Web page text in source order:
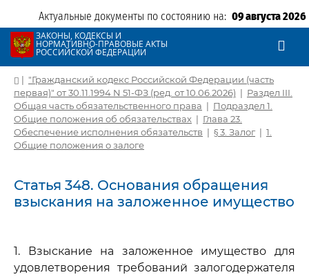
Актуальные документы по состоянию на: 09 августа 2026
ЗАКОНЫ, КОДЕКСЫ И
НОРМАТИВНО-ПРАВОВЫЕ АКТЫ
РОССИЙСКОЙ ФЕДЕРАЦИИ
| "Гражданский кодекс Российской Федерации (часть
первая)" от 30.11.1994 N 51-ФЗ (ред. от 10.06.2026) | Раздел III.
Общая часть обязательственного права | Подраздел 1.
Общие положения об обязательствах | Глава 23.
Обеспечение исполнения обязательств | § 3. Залог | 1.
Общие положения о залоге
Статья 348. Основания обращения
взыскания на заложенное имущество
1. Взыскание на заложенное имущество для
удовлетворения требований залогодержателя